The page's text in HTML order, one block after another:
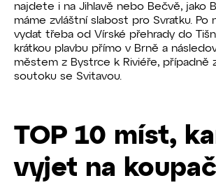
najdete i na Jihlavě nebo Bečvě, jako
máme zvláštní slabost pro Svratku. Po
vydat třeba od Vírské přehrady do
krátkou plavbu přímo v Brně a
městem z Bystrce k Riviéře, případně
soutoku se Svitavou.
TOP 10 míst,
vyjet na